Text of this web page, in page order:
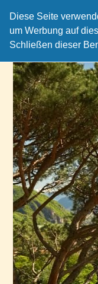
Diese Seite
um Werbung auf
Schließen dieser